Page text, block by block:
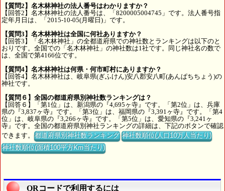
【質問2】名木林神社の法人番号はわかりますか？
【回答2】名木林神社の法人番号は、「8200005004745」です。法人番号指
定年月日は、「2015-10-05(月曜日)」です。
【質問3】名木林神社は全国に何社ありますか？
【回答3】「名木林神社」の全都道府県での神社数とランキングは以下のと
おりです。全国での「名木林神社」の神社数は1社です。同じ神社名の数で
は、全国で第4166位です。
【質問4】名木林神社は何県・何市町村にありますか？
【回答4】名木林神社は、岐阜県(ぎふけん)安八郡安八町(あんぱちちょう)の
神社です。
【質問６】全国の都道府県別神社数ランキングは？
【回答６】「第1位」は、新潟県の『4,695ヶ寺』です。「第2位」は、兵庫
県の『3,837ヶ寺』です。「第3位」は、福岡県の『3,391ヶ寺』です。「第4
位」は、岐阜県の『3,266ヶ寺』です。「第5位」は、愛知県の『3,241ヶ
寺』です。全国の都道府県別神社ランキングの詳細は、下記のボタンで確認
できます。都道府県別神社数ランキング 神社数順位(人口10万人当たり)
神社数順位(面積100平方Km当たり)
QRコードで利用するには